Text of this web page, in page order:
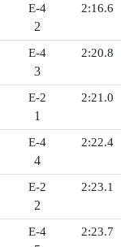
E-4
2
2:16.6
E-4
3
2:20.8
E-2
1
2:21.0
E-4
4
2:22.4
E-2
2
2:23.1
E-4 2:23.7